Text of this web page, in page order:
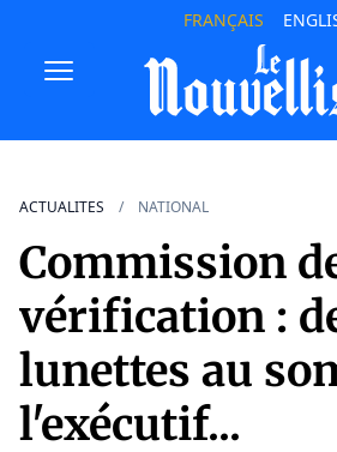
FRANÇAIS
ACTUALITES NATIONAL
Commission
vérification :
lunettes au
l'exécutif...